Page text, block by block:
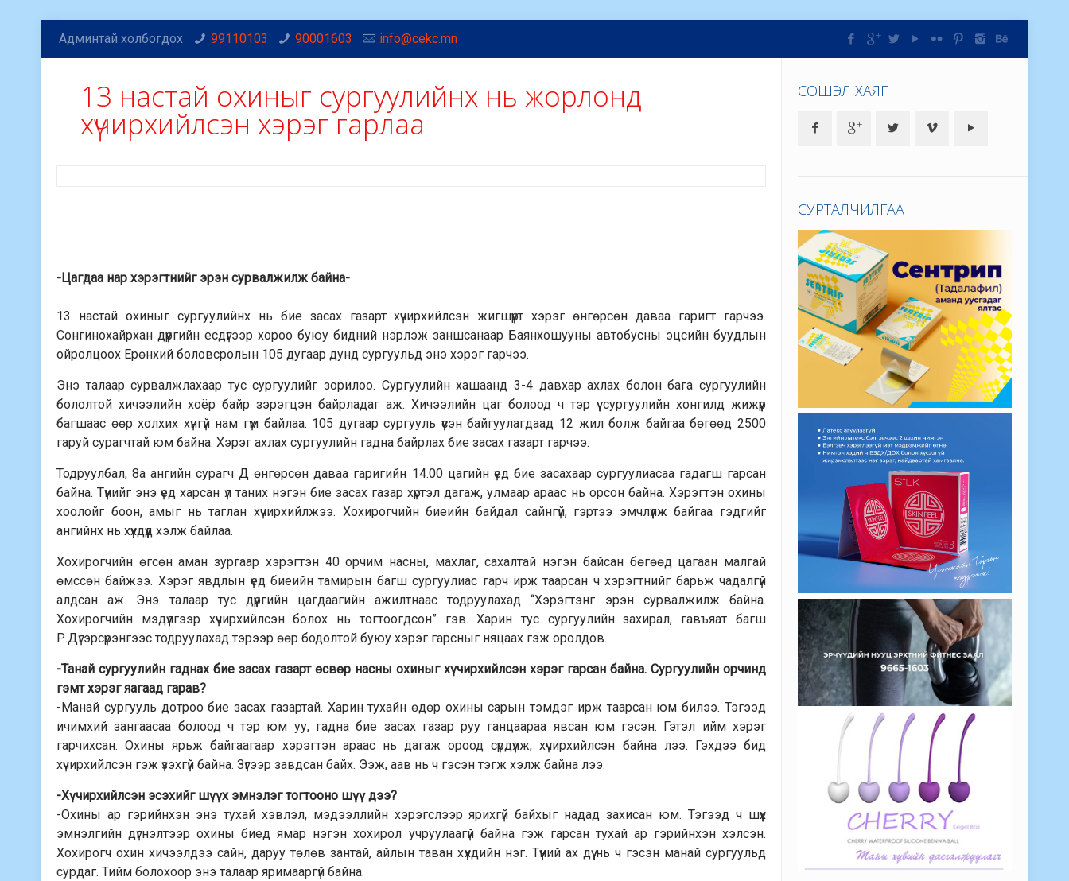
Админтай холбогдох 99110103 90001603 info@cekc.mn
13 настай охиныг сургуулийнх нь жорлонд
хүчирхийлсэн хэрэг гарлаа
-Цагдаа нар хэрэгтнийг эрэн сурвалжилж байна-
13 настай охиныг сургуулийнх нь бие засах газарт хүчирхийлсэн жигшүүрт хэрэг өнгөрсөн даваа гаригт гарчээ.
Сонгинохайрхан дүүргийн есдүгээр хороо буюу бидний нэрлэж заншсанаар Баянхошууны автобусны эцсийн буудлын
ойролцоох Ерөнхий боловсролын 105 дугаар дунд сургуульд энэ хэрэг гарчээ.
Энэ талаар сурвалжлахаар тус сургуулийг зорилоо. Сургуулийн хашаанд 3-4 давхар ахлах болон бага сургуулийн
бололтой хичээлийн хоёр байр зэрэгцэн байрладаг аж. Хичээлийн цаг болоод ч тэр үү сургуулийн хонгилд жижүүр
багшаас өөр холхих хүнгүй нам гүм байлаа. 105 дугаар сургууль үүсэн байгуулагдаад 12 жил болж байгаа бөгөөд 2500
гаруй сурагчтай юм байна. Хэрэг ахлах сургуулийн гадна байрлах бие засах газарт гарчээ.
Тодруулбал, 8а ангийн сурагч Д өнгөрсөн даваа гаригийн 14.00 цагийн үед бие засахаар сургуулиасаа гадагш гарсан
байна. Түүнийг энэ үед харсан үл таних нэгэн бие засах газар хүртэл дагаж, улмаар араас нь орсон байна. Хэрэгтэн охины
хоолойг боон, амыг нь таглан хүчирхийлжээ. Хохирогчийн биеийн байдал сайнгүй, гэртээ эмчлүүлж байгаа гэдгийг
ангийнх нь хүүхдүүд хэлж байлаа.
Хохирогчийн өгсөн аман зургаар хэрэгтэн 40 орчим насны, махлаг, сахалтай нэгэн байсан бөгөөд цагаан малгай
өмссөн байжээ. Хэрэг явдлын үед биеийн тамирын багш сургуулиас гарч ирж таарсан ч хэрэгтнийг барьж чадалгүй
алдсан аж. Энэ талаар тус дүүргийн цагдаагийн ажилтнаас тодруулахад “Хэрэгтэнг эрэн сурвалжилж байна.
Хохирогчийн мэдүүлгээр хүчирхийлсэн болох нь тогтоогдсон” гэв. Харин тус сургуулийн захирал, гавъяат багш
Р.Дүгэрсүрэнгээс тодруулахад тэрээр өөр бодолтой буюу хэрэг гарсныг няцаах гэж оролдов.
-Танай сургуулийн гаднах бие засах газарт өсвөр насны охиныг хүчирхийлсэн хэрэг гарсан байна. Сургуулийн орчинд
гэмт хэрэг яагаад гарав?
-Манай сургууль дотроо бие засах газартай. Харин тухайн өдөр охины сарын тэмдэг ирж таарсан юм билээ. Тэгээд
ичимхий зангаасаа болоод ч тэр юм уу, гадна бие засах газар руу ганцаараа явсан юм гэсэн. Гэтэл ийм хэрэг
гарчихсан. Охины ярьж байгаагаар хэрэгтэн араас нь дагаж ороод сүрдүүлж, хүчирхийлсэн байна лээ. Гэхдээ бид
хүчирхийлсэн гэж үзэхгүй байна. Зүгээр завдсан байх. Ээж, аав нь ч гэсэн тэгж хэлж байна лээ.
-Хүчирхийлсэн эсэхийг шүүх эмнэлэг тогтооно шүү дээ?
-Охины ар гэрийнхэн энэ тухай хэвлэл, мэдээллийн хэрэгслээр ярихгүй байхыг надад захисан юм. Тэгээд ч шүүх
эмнэлгийн дүгнэлтээр охины биед ямар нэгэн хохирол учруулаагүй байна гэж гарсан тухай ар гэрийнхэн хэлсэн.
Хохирогч охин хичээлдээ сайн, даруу төлөв зантай, айлын таван хүүхдийн нэг. Түүний ах дүү нь ч гэсэн манай сургуульд
сурдаг. Тийм болохоор энэ талаар яримааргүй байна.
СОШЭЛ ХАЯГ
СУРТАЛЧИЛГАА